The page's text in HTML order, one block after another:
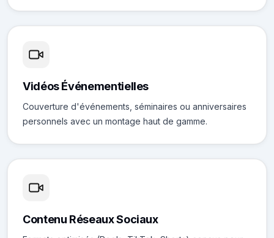
Vidéos Événementielles
Couverture d'événements, séminaires ou anniversaires
personnels avec un montage haut de gamme.
Contenu Réseaux Sociaux